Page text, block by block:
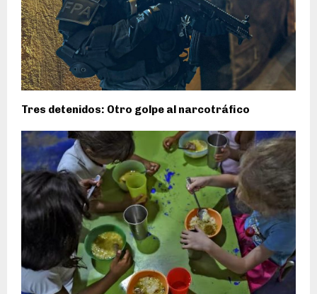
Tres detenidos: Otro golpe al narcotráfico